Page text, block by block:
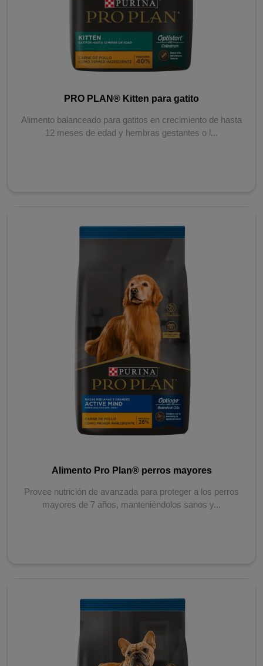
PRO PLAN® Kitten para gatito
Alimento balanceado para gatitos en crecimiento de hasta
12 meses de edad y hembras gestantes o l...
Alimento Pro Plan® perros mayores
Provee nutrición de avanzada para proteger a los perros
mayores de 7 años, manteniéndolos sanos y...